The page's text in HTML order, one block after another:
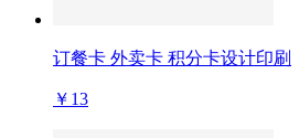
订餐卡 外卖卡 积分卡设计印刷
￥13